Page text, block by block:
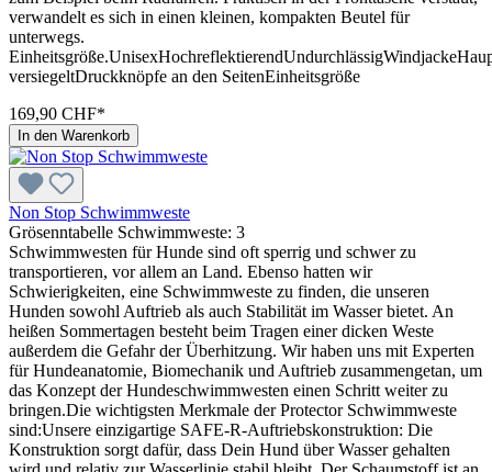
verwandelt es sich in einen kleinen, kompakten Beutel für
unterwegs.
versiegeltDruckknöpfe an den SeitenEinheitsgröße
169,90 CHF*
In den Warenkorb
Non Stop Schwimmweste
Grösenntabelle Schwimmweste: 3
Schwimmwesten für Hunde sind oft sperrig und schwer zu
transportieren, vor allem an Land. Ebenso hatten wir
Schwierigkeiten, eine Schwimmweste zu finden, die unseren
Hunden sowohl Auftrieb als auch Stabilität im Wasser bietet. An
heißen Sommertagen besteht beim Tragen einer dicken Weste
außerdem die Gefahr der Überhitzung. Wir haben uns mit Experten
für Hundeanatomie, Biomechanik und Auftrieb zusammengetan, um
das Konzept der Hundeschwimmwesten einen Schritt weiter zu
bringen.Die wichtigsten Merkmale der Protector Schwimmweste
sind:Unsere einzigartige SAFE-R-Auftriebskonstruktion: Die
Konstruktion sorgt dafür, dass Dein Hund über Wasser gehalten